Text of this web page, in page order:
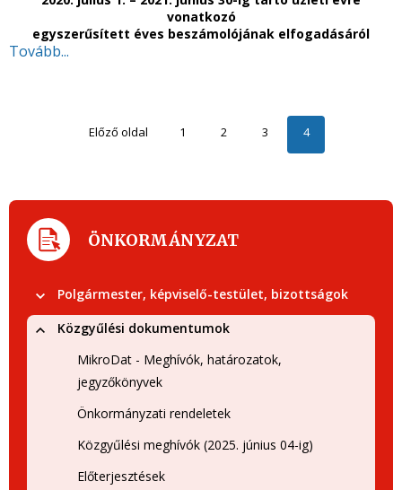
vonatkozó
egyszerűsített éves beszámolójának elfogadásáról
Tovább...
Előző oldal 1 2 3 4
ÖNKORMÁNYZAT
Polgármester, képviselő-testület, bizottságok
Közgyűlési dokumentumok
MikroDat - Meghívók, határozatok,
jegyzőkönyvek
Önkormányzati rendeletek
Közgyűlési meghívók (2025. június 04-ig)
Előterjesztések